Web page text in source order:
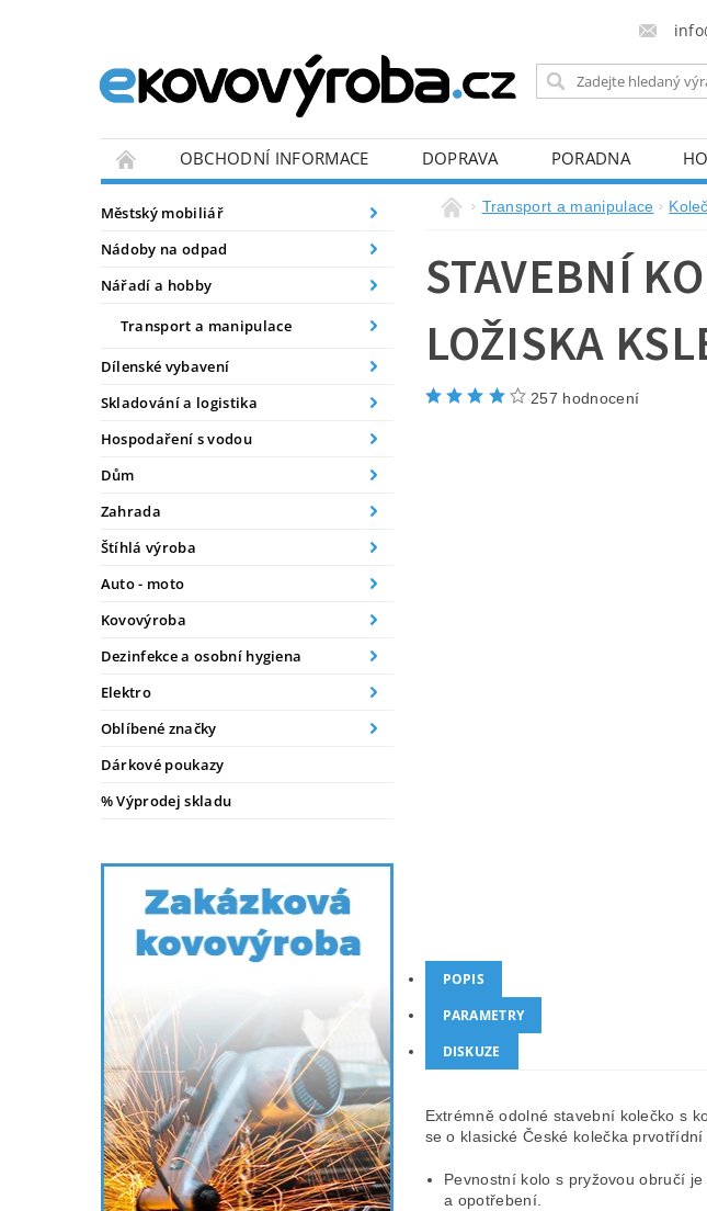
OBCHODNÍ INFORMACE DOPRAVA PORADNA
Městský mobiliář
Nádoby na odpad
Nářadí a hobby
Transport a manipulace
Dílenské vybavení
Skladování a logistika
Hospodaření s vodou
Dům
Zahrada
Štíhlá výroba
Auto - moto
Kovovýroba
Dezinfekce a osobní hygiena
Elektro
Oblíbené značky
Dárkové poukazy
% Výprodej skladu
Transport a manipulace
STAVEBNÍ
LOŽISKA
257 hodnocení
POPIS
PARAMETRY
DISKUZE
Extrémně odolné stavební kolečko s
se o klasické České kolečka
Pevnostní kolo s pryžovou obručí
a opotřebení.